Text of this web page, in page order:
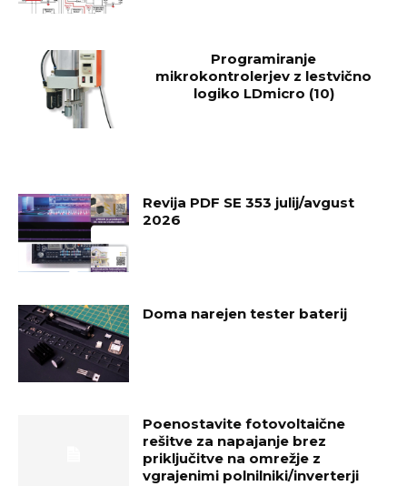
Programiranje
mikrokontrolerjev z lestvično
logiko LDmicro (10)
Revija PDF SE 353 julij/avgust
2026
Doma narejen tester baterij
Poenostavite fotovoltaične
rešitve za napajanje brez
priključitve na omrežje z
vgrajenimi polnilniki/inverterji